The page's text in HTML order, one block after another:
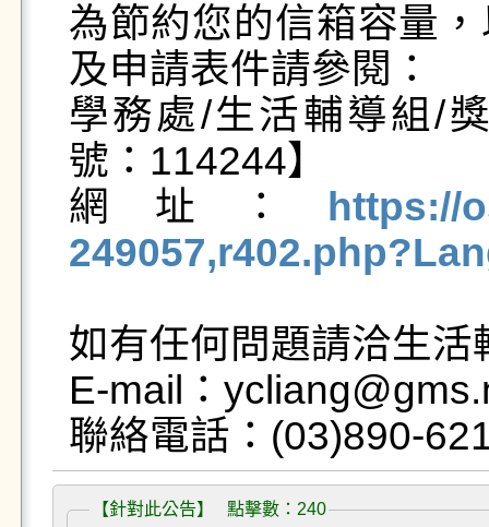
為節約您的信箱容量
及申請表件請參閱：
學務處/生活輔導組/
號：114244】
網址：
https://
如有任何問題請洽生
E-mail：
【針對此公告】 點擊數：240